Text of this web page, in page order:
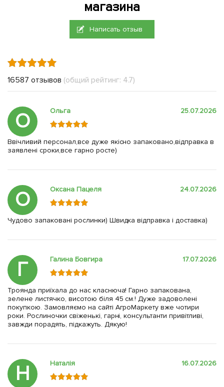
магазина
Написать отзыв
16587 отзывов (общий рейтинг: 4.7)
О Ольга 25.07.2026
Ввічливий персонал,все дуже якісно запаковано,відправка в
заявлені сроки,все гарно росте)
О Оксана Пацеля 24.07.2026
Чудово запаковані рослинки) Швидка відправка і доставка)
Г Галина Бовгира 17.07.2026
Троянда приїхала до нас класнюча! Гарно запакована,
зелене листячко, висотою біля 45 см.! Дуже задоволені
покупкою. Замовляємо на сайті АгроМаркету вже чотири
роки. Рослиночки свіженькі, гарні, консультанти привітливі,
завжди порадять, підкажуть. Дякую!
Н Наталія 16.07.2026